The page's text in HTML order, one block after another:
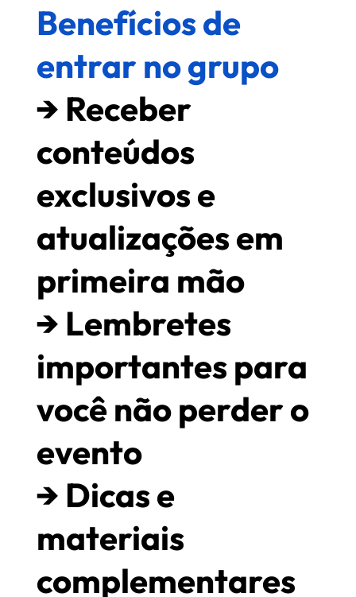
Benefícios de
entrar no grupo
→ Receber
conteúdos
exclusivos e
atualizações em
primeira mão
→ Lembretes
importantes para
você não perder o
evento
→ Dicas e
materiais
complementares